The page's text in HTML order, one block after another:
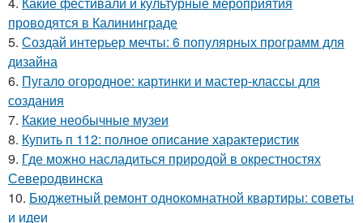
проводятся в Калининграде
5. Создай интерьер мечты: 6 популярных программ для
дизайна
6. Пугало огородное: картинки и мастер-классы для
создания
7. Какие необычные музеи
8. Купить п 112: полное описание характеристик
9. Где можно насладиться природой в окрестностях
Северодвинска
10. Бюджетный ремонт однокомнатной квартиры: советы
и идеи